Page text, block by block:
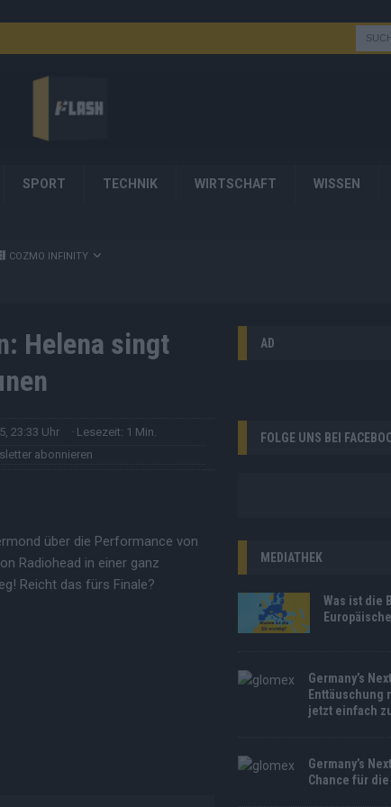
SPORT TECHNIK WIRTSCHAFT WISSEN
COZMO INFINITY
Helena singt
23:33 Uhr
· Lesezeit: 1 Min.
abonnieren
über die Performance von
Radiohead in einer ganz
Reicht das fürs Finale?
AD
FOLGE UNS BEI
MEDIATHEK
Was ist die
Germany’s
Enttäuschung
jetzt einfach
Germany’s
Chance für